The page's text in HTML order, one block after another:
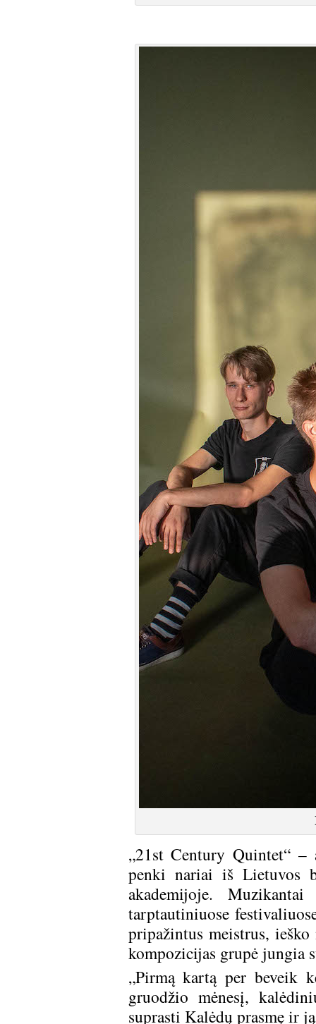
„21st Century Quintet“
penki nariai iš Lietuvos
akademijoje.
tarptautiniuose
pripažintus meistrus,
kompozicijas grupė
„Pirmą kartą per beveik
gruodžio mėnesį,
suprasti Kalėdų prasmę ir